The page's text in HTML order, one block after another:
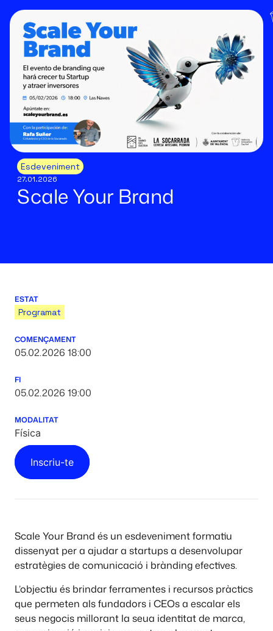
Esdeveniment
27.01.2026
Scale Your Brand
ESTAT
Programat
COMENÇAMENT
05.02.2026 18:00
FI
05.02.2026 19:00
MODALITAT
Física
Inscriu-te
Scale Your Brand és un esdeveniment formatiu
dissenyat per a ajudar a startups a desenvolupar
estratègies de comunicació i brànding efectives.
L’objectiu és brindar ferramentes i recursos pràctics
que permeten als fundadors i CEOs a escalar els
seus negocis millorant la seua identitat de marca,